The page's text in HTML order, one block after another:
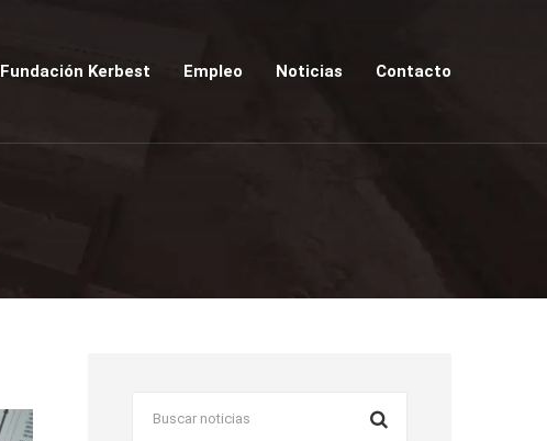
Fundación Kerbest Empleo Noticias Contacto